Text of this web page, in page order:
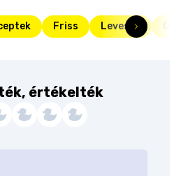
Friss Levesek
értékelték